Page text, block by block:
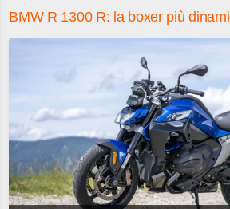
BMW R 1300 R: la boxer più